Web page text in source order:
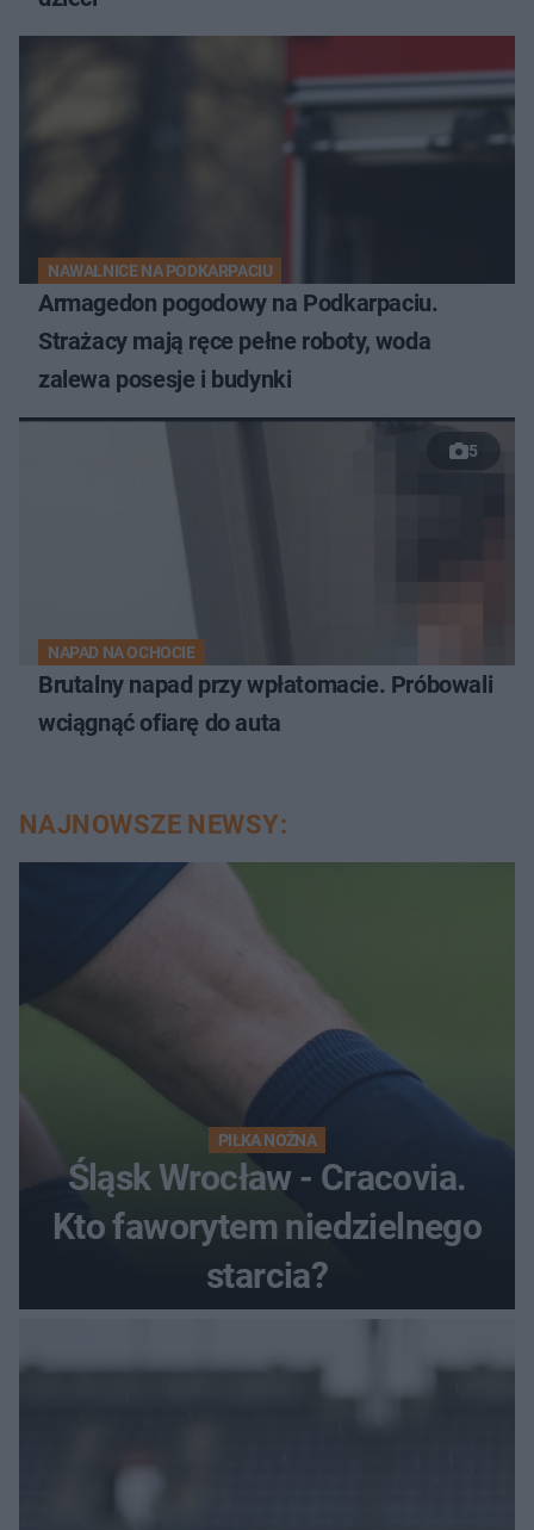
NAWAŁNICE NA PODKARPACIU
Armagedon pogodowy na Podkarpaciu.
Strażacy mają ręce pełne roboty, woda
zalewa posesje i budynki
5
NAPAD NA OCHOCIE
Brutalny napad przy wpłatomacie. Próbowali
wciągnąć ofiarę do auta
NAJNOWSZE NEWSY:
PIŁKA NOŻNA
Śląsk Wrocław - Cracovia.
Kto faworytem niedzielnego
starcia?